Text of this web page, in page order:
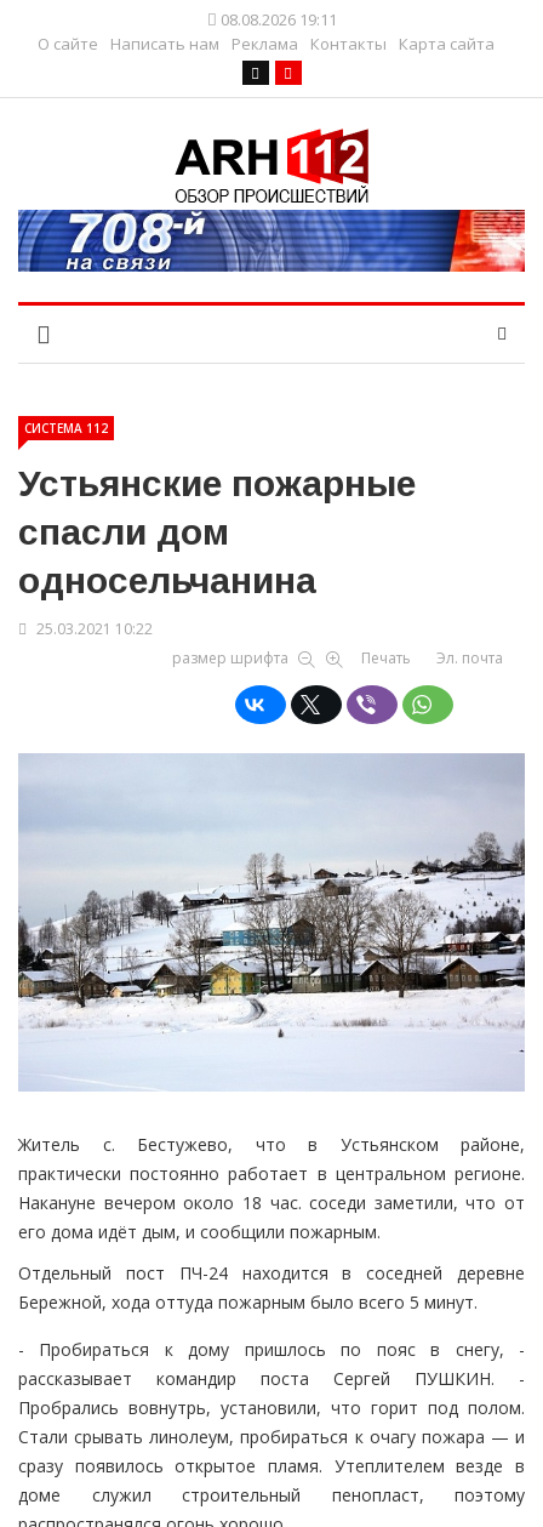
08.08.2026 19:11
О сайте
Написать нам Реклама Контакты Карта сайта
СИСТЕМА 112
Устьянские пожарные
спасли дом
односельчанина
25.03.2021 10:22
размер шрифта
Печать Эл. почта
Житель с. Бестужево, что в Устьянском районе,
практически постоянно работает в центральном регионе.
Накануне вечером около 18 час. соседи заметили, что от
его дома идёт дым, и сообщили пожарным.
Отдельный пост ПЧ-24 находится в соседней деревне
Бережной, хода оттуда пожарным было всего 5 минут.
- Пробираться к дому пришлось по пояс в снегу, -
рассказывает командир поста Сергей ПУШКИН. -
Пробрались вовнутрь, установили, что горит под полом.
Стали срывать линолеум, пробираться к очагу пожара — и
сразу появилось открытое пламя. Утеплителем везде в
доме служил строительный пенопласт, поэтому